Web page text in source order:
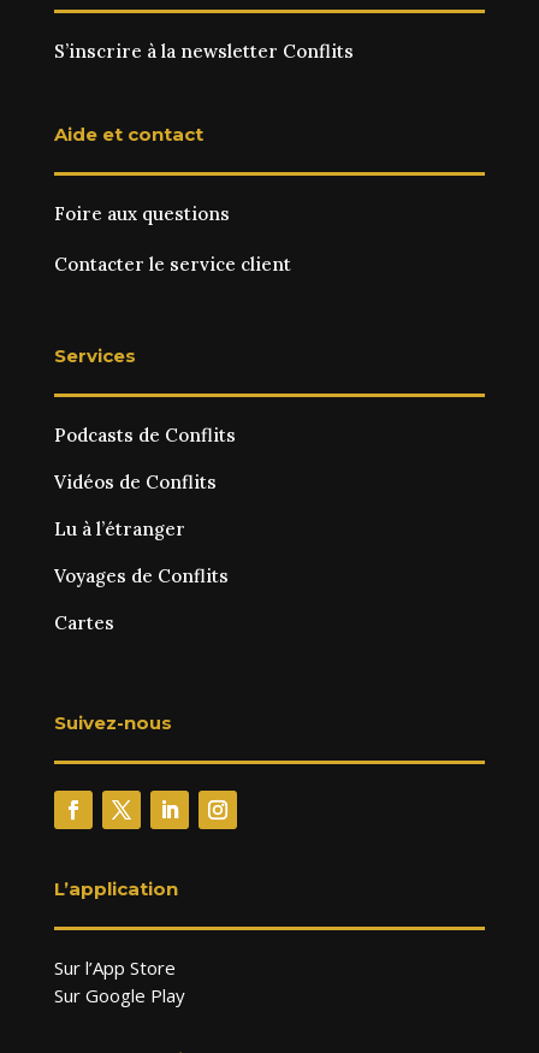
S’inscrire à la newsletter Conflits
Aide et contact
Foire aux questions
Contacter le service client
Services
Podcasts de Conflits
Vidéos de Conflits
Lu à l’étranger
Voyages de Conflits
Cartes
Suivez-nous
L’application
Sur l’App Store
Sur Google Play